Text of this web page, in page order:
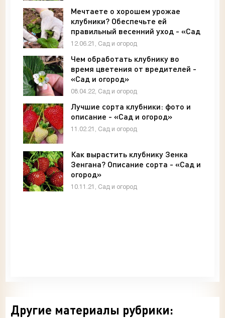
Мечтаете о хорошем урожае
клубники? Обеспечьте ей
правильный весенний уход - «Сад
и огород»
12.06.21, Сад и огород
Чем обработать клубнику во
время цветения от вредителей -
«Сад и огород»
08.04.22, Сад и огород
Лучшие сорта клубники: фото и
описание - «Сад и огород»
11.02.21, Сад и огород
Как вырастить клубнику Зенка
Зенгана? Описание сорта - «Сад и
огород»
10.11.21, Сад и огород
Другие материалы рубрики: